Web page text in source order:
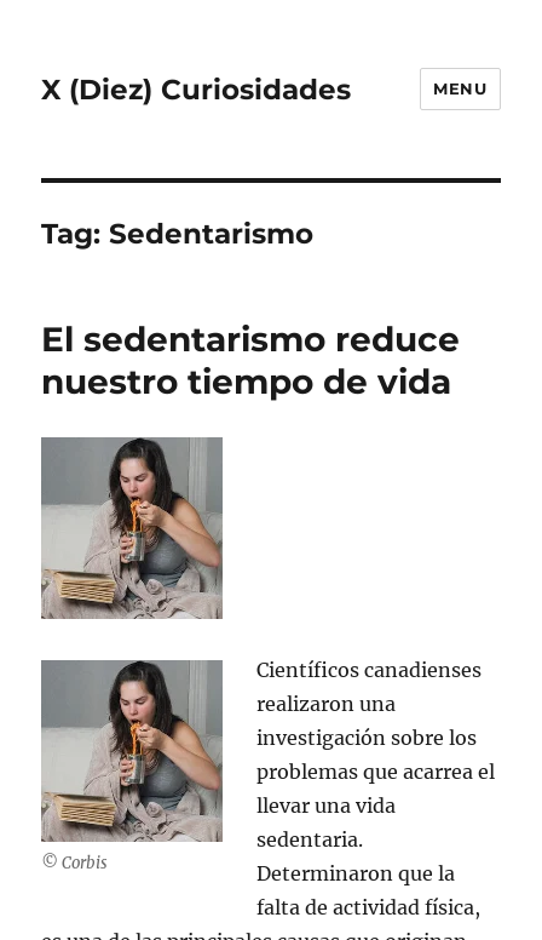
X (Diez) Curiosidades MENU
Tag:Sedentarismo
El sedentarismo reduce
nuestro tiempo de vida
© Corbis
Científicos canadienses
realizaron una
investigación sobre los
problemas que acarrea el
llevar una vida
sedentaria.
Determinaron que la
falta de actividad física,